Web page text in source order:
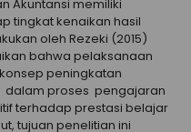
Akuntansi memiliki
tingkat kenaikan hasil
oleh Rezeki (2015)
bahwa pelaksanaan
peningkatan
proses pengajaran
terhadap prestasi belajar
tujuan penelitian ini